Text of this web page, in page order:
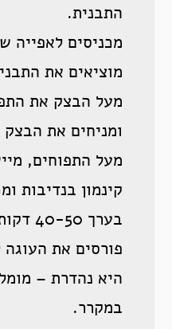
התבנית.
מכניסים לאפייה של 15
מוציאים את
מעל הבצק את
ומניחים את
מעל התפוחים,
קינמון בנדיבות
בערך 40-50 דקות
פורסים את העוגה
היא נהדרת –
במקרר.